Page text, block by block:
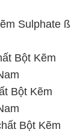
Sulphate ß
Bột Kẽm
Bột Kẽm
Bột Kẽm